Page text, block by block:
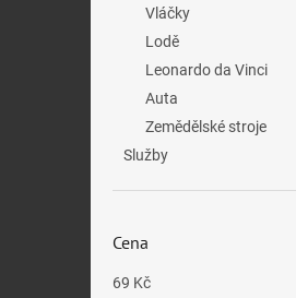
Vláčky
Lodě
Leonardo da Vinci
Auta
Zemědělské stroje
Služby
Cena
69 Kč